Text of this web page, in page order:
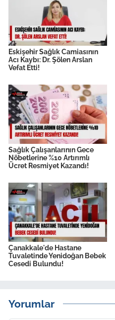
Eskişehir Sağlık Camiasının
Acı Kaybı: Dr. Şölen Arslan
Vefat Etti!
Sağlık Çalışanlarının Gece
Nöbetlerine %10 Artırımlı
Ücret Resmiyet Kazandı!
Çanakkale'de Hastane
Tuvaletinde Yenidoğan Bebek
Cesedi Bulundu!
Yorumlar